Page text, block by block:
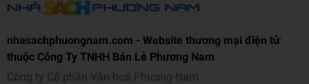
nhasachphuongnam.com - Website thương mại điện tử
thuộc Công Ty TNHH Bán Lẻ Phương Nam
Công ty Cổ phần Văn hoá Phương Nam